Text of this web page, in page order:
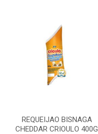
REQUEIJAO BISNAGA
CHEDDAR CRIOULO 400G